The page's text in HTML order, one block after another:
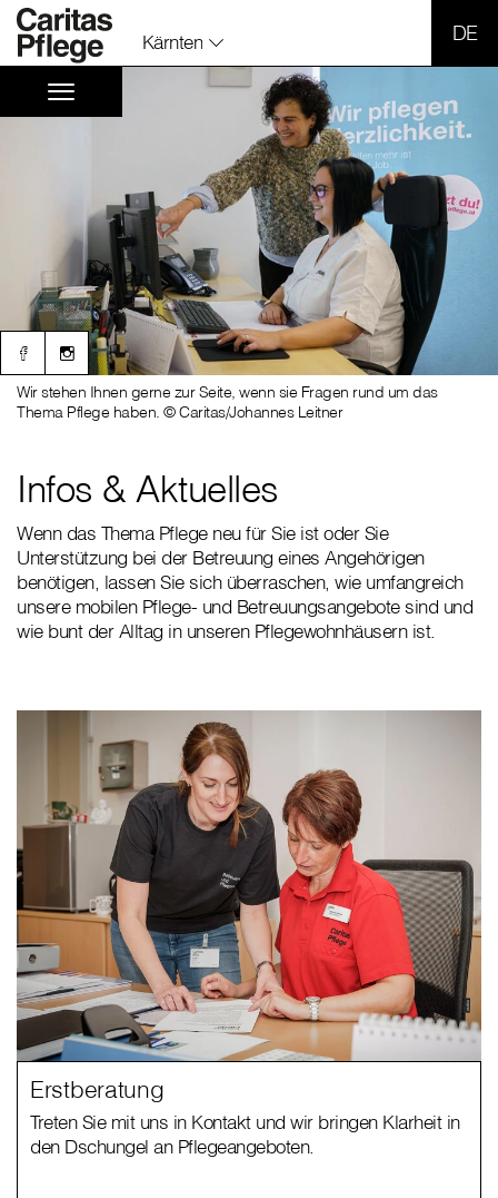
Kärnten
Infos & Aktuelles
Wir stehen Ihnen gerne zur Seite, wenn sie Fragen rund um das
Thema Pflege haben. © Caritas/Johannes Leitner
Wenn das Thema Pflege neu für Sie ist oder Sie
Unterstützung bei der Betreuung eines Angehörigen
benötigen, lassen Sie sich überraschen, wie umfangreich
unsere mobilen Pflege- und Betreuungsangebote sind und
wie bunt der Alltag in unseren Pflegewohnhäusern ist.
Erstberatung
Treten Sie mit uns in Kontakt und wir bringen Klarheit in
den Dschungel an Pflegeangeboten.